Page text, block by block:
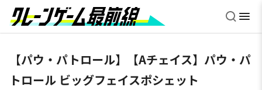
【パウ・パトロール】【Aチェイス】パウ・パ
トロール ビッグフェイスポシェット